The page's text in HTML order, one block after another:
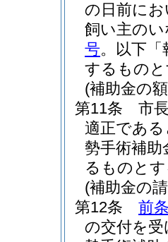
の日前に
飼い主の
号。以下
するもの
(補助金の
第11条
市
適正であ
勢手術補助
るものと
(補助金の
第12条
前
の交付を